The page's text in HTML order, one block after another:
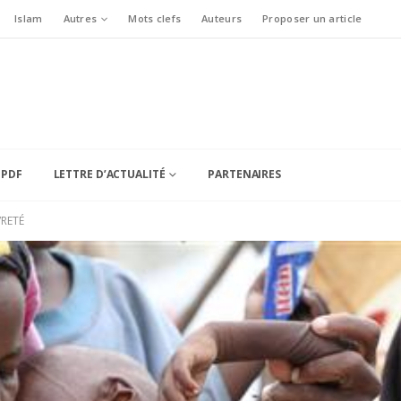
Islam Autres Mots clefs Auteurs Proposer un article
LETTRE D’ACTUALITÉ PARTENAIRES